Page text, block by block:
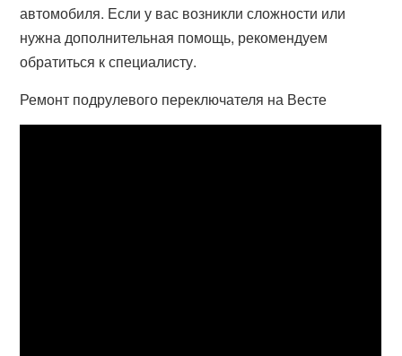
автомобиля. Если у вас возникли сложности или
нужна дополнительная помощь, рекомендуем
обратиться к специалисту.
Ремонт подрулевого переключателя на Весте